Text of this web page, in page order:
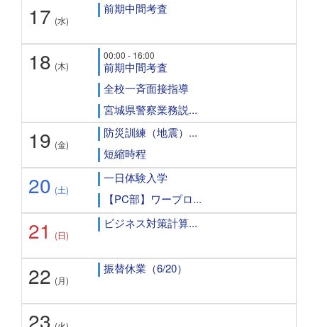
17 (水)
前期中間考査
18 (木)
00:00 - 16:00
前期中間考査
全校一斉面接指導
宮城県警察業務説...
19 (金)
防災訓練（地震）...
短縮時程
20 (土)
一日体験入学
【PC部】ワープロ...
21 (日)
ビジネス対策計算...
22 (月)
振替休業（6/20）
23